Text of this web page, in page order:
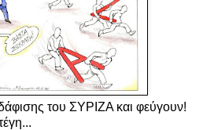
του ΣΥΡΙΖΑ και φεύγουν!